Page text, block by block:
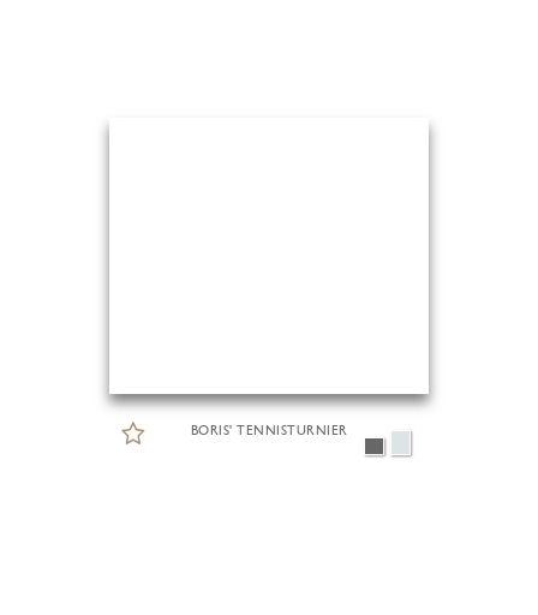
BORIS' TENNISTURNIER